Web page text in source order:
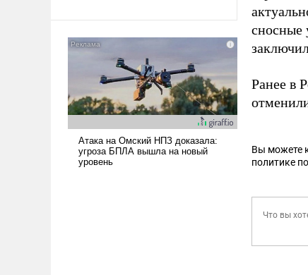
сносные
Ранее в
Вы можете
политике